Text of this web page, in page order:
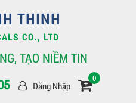
THINH
CO., LTD
TẠO NIỀM TIN
Đăng Nhập
0